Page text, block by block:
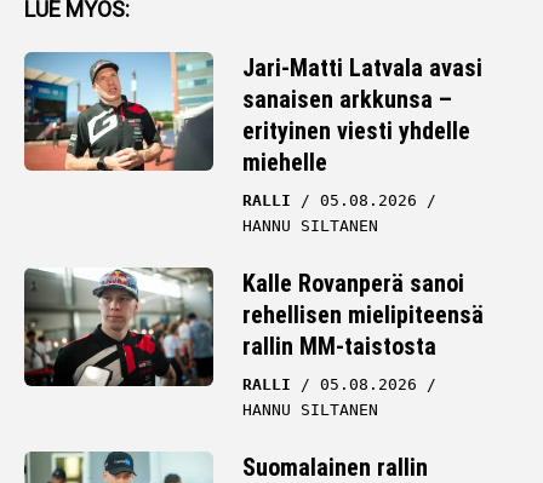
LUE MYÖS:
Jari-Matti Latvala avasi
sanaisen arkkunsa –
erityinen viesti yhdelle
miehelle
RALLI
05.08.2026
HANNU SILTANEN
Kalle Rovanperä sanoi
rehellisen mielipiteensä
rallin MM-taistosta
RALLI
05.08.2026
HANNU SILTANEN
Suomalainen rallin